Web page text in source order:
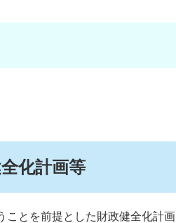
化計画等
とを前提とした財政健全化計画